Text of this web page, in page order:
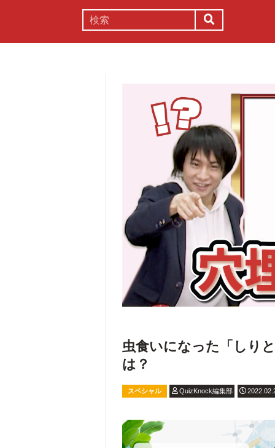
虫食いになった「しり
は？
スペシャル QuizKnock編集部